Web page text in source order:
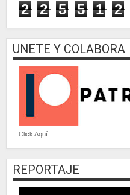
2 2 5 5 1 2
UNETE Y COLABORA
Click Aquí
REPORTAJE